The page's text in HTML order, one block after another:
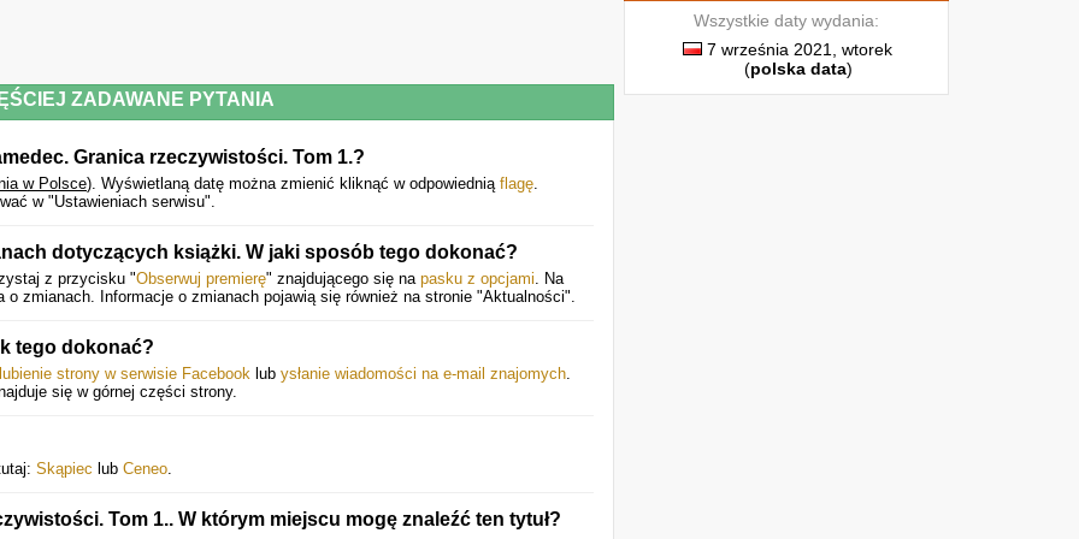
ZADAWANE PYTANIA
Granica rzeczywistości. Tom 1.?
w Polsce). Wyświetlaną datę można zmienić kliknąć w odpowiednią flagę.
w "Ustawieniach serwisu".
dotyczących książki. W jaki sposób tego dokonać?
z przycisku "Obserwuj premierę" znajdującego się na pasku z opcjami. Na
o zmianach. Informacje o zmianach pojawią się również na stronie "Aktualności".
tego dokonać?
strony w serwisie Facebook lub ysłanie wiadomości na e-mail znajomych.
się w górnej części strony.
Skąpiec lub Ceneo.
Tom 1.. W którym miejscu mogę znaleźć ten tytuł?
Wszystkie daty wydania:
7 września 2021, wtorek
(polska data)